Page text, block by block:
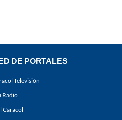
DE PORTALES
Televisión
Radio
Caracol